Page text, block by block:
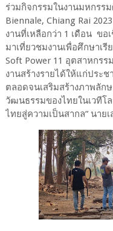
ร่วมกิจกรรมในงานมหกรร
Biennale, Chiang Rai
งานที่เหลือกว่า 1 เดือน ข
มาเที่ยวชมงานเพื่อศึกษาเ
Soft Power 11 อุตสาหกรร
งานสร้างรายได้ให้แก่ประ
ตลอดจนเสริมสร้างภาพลั
วัฒนธรรมของไทยในเวที
ไทยสู่ความเป็นสากล” นาย